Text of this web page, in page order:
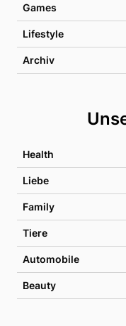
Games
Lifestyle
Archiv
Health
Liebe
Family
Tiere
Automobile
Beauty